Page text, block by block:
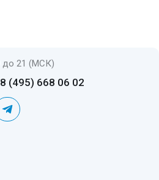
до 21 (МСК)
8 (495) 668 06 02